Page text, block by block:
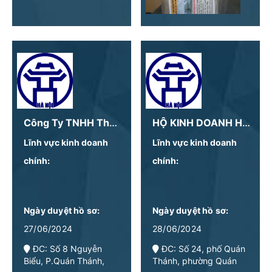
Công Ty TNHH Thương Mại Và Dịch Vụ Vietvalue
Lĩnh vực kinh doanh
chính:
Ngày duyệt hồ sơ:
27/06/2024
ĐC: Số 8 Nguyễn
Biểu, P.Quán Thánh,
HỘ KINH DOANH HƯƠNG POMELO
Lĩnh vực kinh doanh
chính:
Ngày duyệt hồ sơ:
28/06/2024
ĐC: Số 24, phố Quán
Thánh, phường Quán